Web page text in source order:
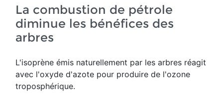
La combustion de pétrole
diminue les bénéfices des
arbres
L'isoprène émis naturellement par les arbres réagit
avec l'oxyde d'azote pour produire de l'ozone
troposphérique.